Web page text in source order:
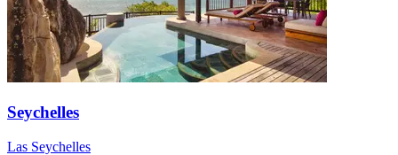
Seychelles
Las Seychelles